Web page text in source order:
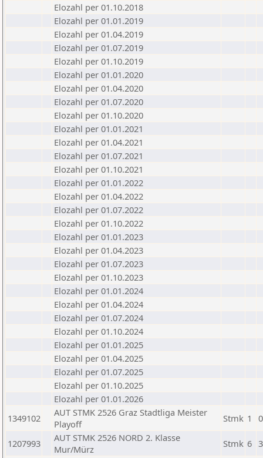
Elozahl per 01.10.2018
Elozahl per 01.01.2019
Elozahl per 01.04.2019
Elozahl per 01.07.2019
Elozahl per 01.10.2019
Elozahl per 01.01.2020
Elozahl per 01.04.2020
Elozahl per 01.07.2020
Elozahl per 01.10.2020
Elozahl per 01.01.2021
Elozahl per 01.04.2021
Elozahl per 01.07.2021
Elozahl per 01.10.2021
Elozahl per 01.01.2022
Elozahl per 01.04.2022
Elozahl per 01.07.2022
Elozahl per 01.10.2022
Elozahl per 01.01.2023
Elozahl per 01.04.2023
Elozahl per 01.07.2023
Elozahl per 01.10.2023
Elozahl per 01.01.2024
Elozahl per 01.04.2024
Elozahl per 01.07.2024
Elozahl per 01.10.2024
Elozahl per 01.01.2025
Elozahl per 01.04.2025
Elozahl per 01.07.2025
Elozahl per 01.10.2025
Elozahl per 01.01.2026
1349102
AUT STMK 2526 Graz Stadtliga Meister
Playoff
Stmk 1
1207993
AUT STMK 2526 NORD 2. Klasse
Mur/Mürz
Stmk 6